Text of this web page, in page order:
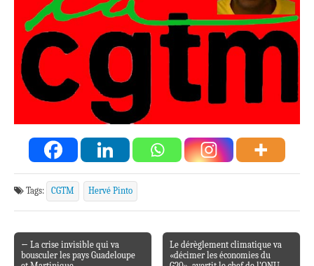
Tags: CGTM Hervé Pinto
Post navigation
← La crise invisible qui va
bousculer les pays Guadeloupe
Le dérèglement climatique va
«décimer les économies du